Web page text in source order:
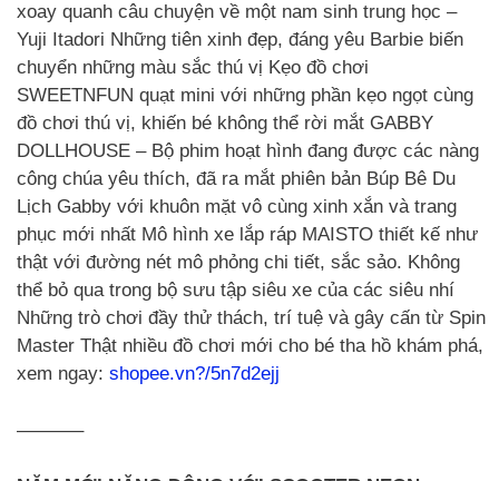
xoay quanh câu chuyện về một nam sinh trung học –
Yuji Itadori Những tiên xinh đẹp, đáng yêu Barbie biến
chuyển những màu sắc thú vị Kẹo đồ chơi
SWEETNFUN quạt mini với những phần kẹo ngọt cùng
đồ chơi thú vị, khiến bé không thể rời mắt GABBY
DOLLHOUSE – Bộ phim hoạt hình đang được các nàng
công chúa yêu thích, đã ra mắt phiên bản Búp Bê Du
Lịch Gabby với khuôn mặt vô cùng xinh xắn và trang
phục mới nhất Mô hình xe lắp ráp MAISTO thiết kế như
thật với đường nét mô phỏng chi tiết, sắc sảo. Không
thể bỏ qua trong bộ sưu tập siêu xe của các siêu nhí
Những trò chơi đầy thử thách, trí tuệ và gây cấn từ Spin
Master Thật nhiều đồ chơi mới cho bé tha hồ khám phá,
xem ngay: shopee.vn?/5n7d2ejj
———–